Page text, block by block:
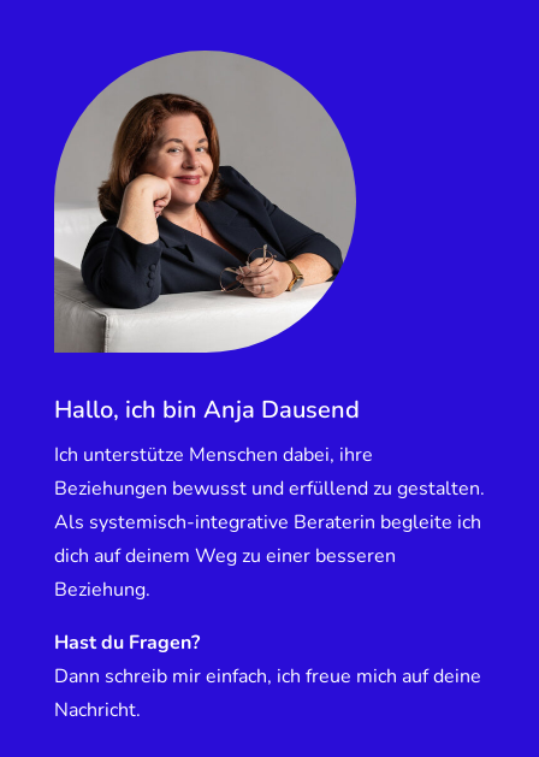
Hallo, ich bin Anja Dausend
Ich unterstütze Menschen dabei, ihre
Beziehungen bewusst und erfüllend zu gestalten.
Als systemisch-integrative Beraterin begleite ich
dich auf deinem Weg zu einer besseren
Beziehung.
Hast du Fragen?
Dann schreib mir einfach, ich freue mich auf deine
Nachricht.